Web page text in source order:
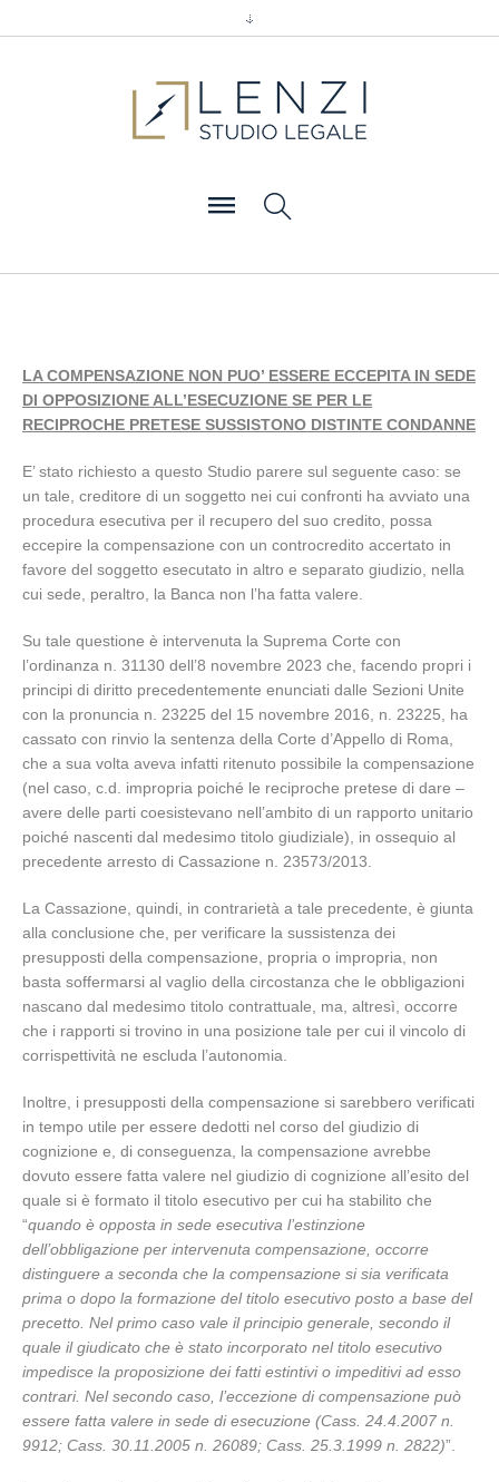
LA COMPENSAZIONE NON PUO’ ESSERE ECCEPITA IN SEDE
DI OPPOSIZIONE ALL’ESECUZIONE SE PER LE
RECIPROCHE PRETESE SUSSISTONO DISTINTE CONDANNE
E’ stato richiesto a questo Studio parere sul seguente caso: se
un tale, creditore di un soggetto nei cui confronti ha avviato una
procedura esecutiva per il recupero del suo credito, possa
eccepire la compensazione con un controcredito accertato in
favore del soggetto esecutato in altro e separato giudizio, nella
cui sede, peraltro, la Banca non l’ha fatta valere.
Su tale questione è intervenuta la Suprema Corte con
l’ordinanza n. 31130 dell’8 novembre 2023 che, facendo propri i
principi di diritto precedentemente enunciati dalle Sezioni Unite
con la pronuncia n. 23225 del 15 novembre 2016, n. 23225, ha
cassato con rinvio la sentenza della Corte d’Appello di Roma,
che a sua volta aveva infatti ritenuto possibile la compensazione
(nel caso, c.d. impropria poiché le reciproche pretese di dare –
avere delle parti coesistevano nell’ambito di un rapporto unitario
poiché nascenti dal medesimo titolo giudiziale), in ossequio al
precedente arresto di Cassazione n. 23573/2013.
La Cassazione, quindi, in contrarietà a tale precedente, è giunta
alla conclusione che, per verificare la sussistenza dei
presupposti della compensazione, propria o impropria, non
basta soffermarsi al vaglio della circostanza che le obbligazioni
nascano dal medesimo titolo contrattuale, ma, altresì, occorre
che i rapporti si trovino in una posizione tale per cui il vincolo di
corrispettività ne escluda l’autonomia.
Inoltre, i presupposti della compensazione si sarebbero verificati
in tempo utile per essere dedotti nel corso del giudizio di
cognizione e, di conseguenza, la compensazione avrebbe
dovuto essere fatta valere nel giudizio di cognizione all’esito del
quale si è formato il titolo esecutivo per cui ha stabilito che
“quando è opposta in sede esecutiva l’estinzione
dell’obbligazione per intervenuta compensazione, occorre
distinguere a seconda che la compensazione si sia verificata
prima o dopo la formazione del titolo esecutivo posto a base del
precetto. Nel primo caso vale il principio generale, secondo il
quale il giudicato che è stato incorporato nel titolo esecutivo
impedisce la proposizione dei fatti estintivi o impeditivi ad esso
contrari. Nel secondo caso, l’eccezione di compensazione può
essere fatta valere in sede di esecuzione (Cass. 24.4.2007 n.
9912; Cass. 30.11.2005 n. 26089; Cass. 25.3.1999 n. 2822)”.